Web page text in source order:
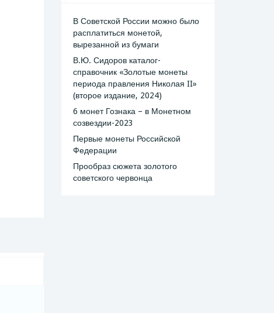
В Советской России можно было
расплатиться монетой,
вырезанной из бумаги
В.Ю. Сидоров каталог-
справочник «Золотые монеты
периода правления Николая II»
(второе издание, 2024)
6 монет Гознака – в Монетном
созвездии-2023
Первые монеты Российской
Федерации
Прообраз сюжета золотого
советского червонца